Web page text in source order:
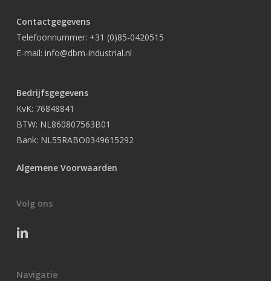
Contactgegevens
Telefoonnummer: +31 (0)85-0420515
E-mail: info@dbm-industrial.nl
Bedrijfsgegevens
KvK: 76848841
BTW: NL860807563B01
Bank: NL55RABO0349615292
Algemene Voorwaarden
Volg ons
Navigatie